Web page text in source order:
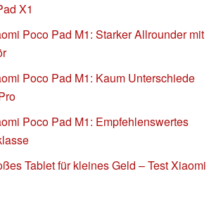
X1
Poco Pad M1: Starker Allrounder mit
Poco Pad M1: Kaum Unterschiede
Poco Pad M1: Empfehlenswertes
Tablet für kleines Geld – Test Xiaomi